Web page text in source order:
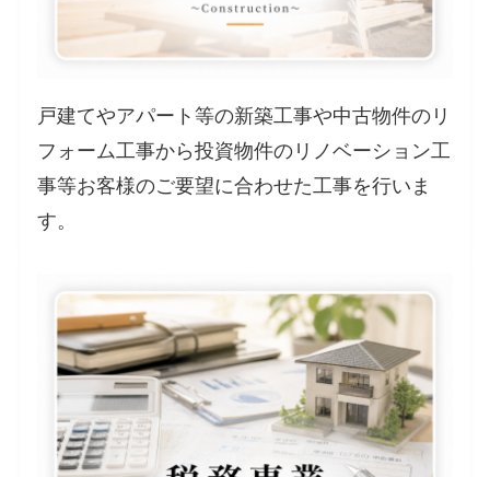
戸建てやアパート等の新築工事や中古物件のリ
フォーム工事から投資物件のリノベーション工
事等お客様のご要望に合わせた工事を行いま
す。